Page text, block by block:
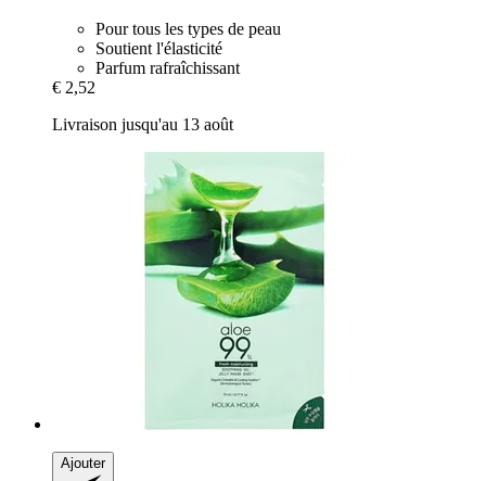
Pour tous les types de peau
Soutient l'élasticité
Parfum rafraîchissant
€ 2,52
Livraison jusqu'au 13 août
Ajouter